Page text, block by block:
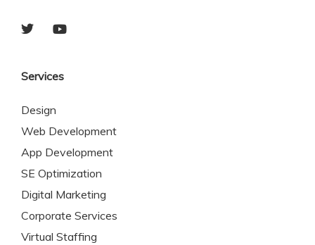
Services
Design
Web Development
App Development
SE Optimization
Digital Marketing
Corporate Services
Virtual Staffing